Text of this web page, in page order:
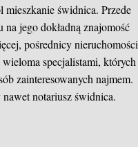
mieszkanie świdnica. Przede
jego dokładną znajomość
pośrednicy nieruchomości
specjalistami, których
zainteresowanych najmem.
notariusz świdnica.